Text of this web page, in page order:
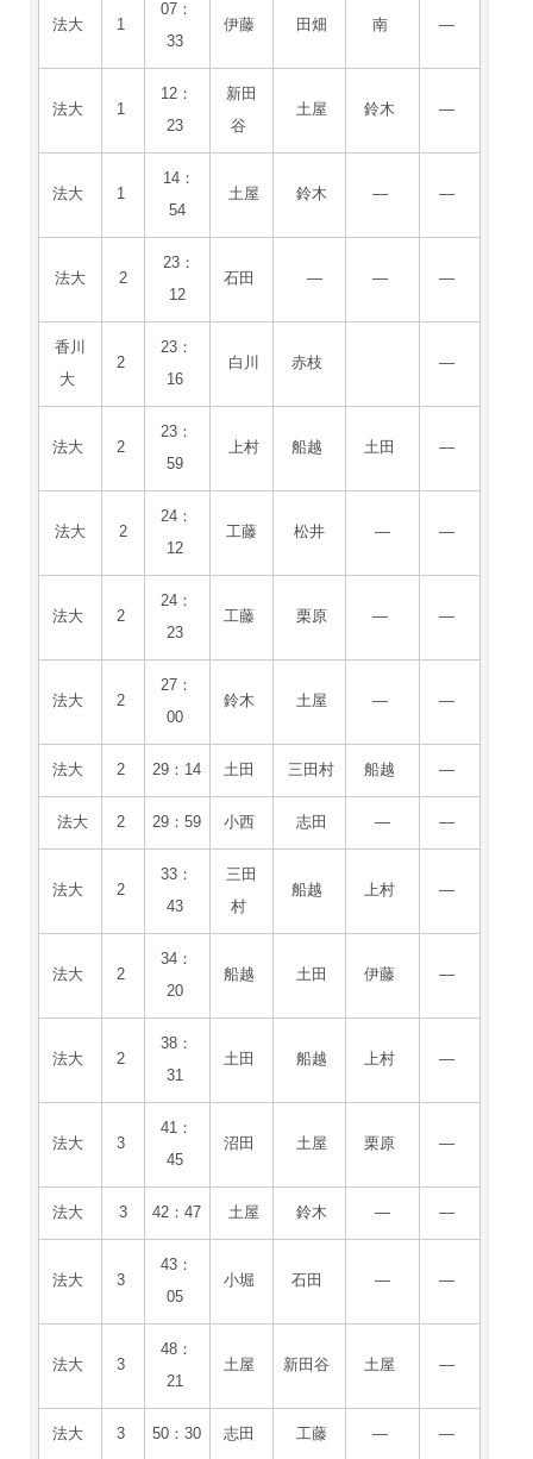
法大 1
07：
33
伊藤 田畑 南 ―
法大 1
12：
23
新田
谷
土屋 鈴木 ―
法大 1
14：
54
土屋 鈴木 ― ―
法大 2
23：
12
石田 ― ― ―
香川
大
2
23：
16
白川 赤枝 ―
法大 2
23：
59
上村 船越 土田 ―
法大 2
24：
12
工藤 松井 ― ―
法大 2
24：
23
工藤 栗原 ― ―
法大 2
27：
00
鈴木 土屋 ― ―
法大 2 29：14 土田 三田村 船越 ―
法大 2 29：59 小西 志田 ― ―
法大 2
33：
43
三田
村
船越 上村 ―
法大 2
34：
20
船越 土田 伊藤 ―
法大 2
38：
31
土田 船越 上村 ―
法大 3
41：
45
沼田 土屋 栗原 ―
法大 3 42：47 土屋 鈴木 ― ―
法大 3
43：
05
小堀 石田 ― ―
法大 3
48：
21
土屋 新田谷 土屋 ―
法大 3 50：30 志田 工藤 ― ―